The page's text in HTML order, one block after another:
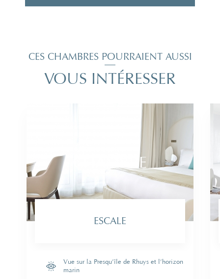
CES CHAMBRES POURRAIENT AUSSI
VOUS INTÉRESSER
CHAMBRE
ESCALE
Vue sur la Presqu’île de Rhuys et l’horizon
marin